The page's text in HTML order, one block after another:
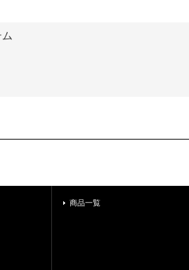
商品一覧